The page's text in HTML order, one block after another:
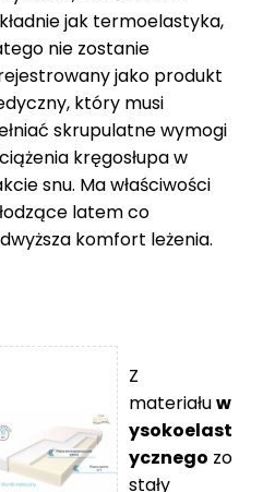
5
365 zł
jak termoelastyka,
nie zostanie
jako produkt
który musi
skrupulatne wymogi
kręgosłupa w
snu. Ma właściwości
latem co
komfort leżenia.
Z
materiałuw
ysokoelast
ycznego zo
stały